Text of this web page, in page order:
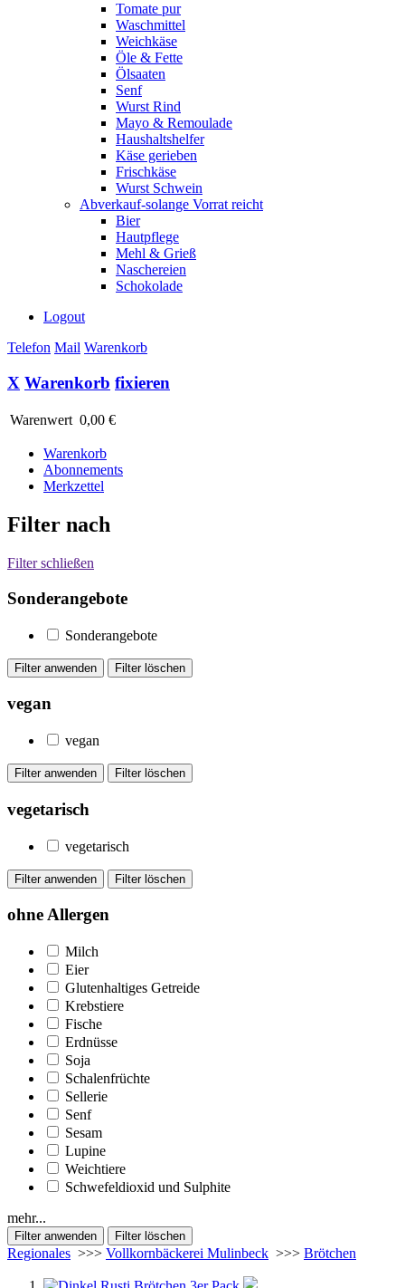
Tomate pur
Waschmittel
Weichkäse
Öle & Fette
Ölsaaten
Senf
Wurst Rind
Mayo & Remoulade
Haushaltshelfer
Käse gerieben
Frischkäse
Wurst Schwein
Abverkauf-solange Vorrat reicht
Bier
Hautpflege
Mehl & Grieß
Naschereien
Schokolade
Logout
Telefon Mail Warenkorb
X Warenkorb fixieren
Warenwert 0,00 €
Warenkorb
Abonnements
Merkzettel
Filter nach
Filter schließen
Sonderangebote
Sonderangebote
vegan
vegan
vegetarisch
vegetarisch
ohne Allergen
Milch
Eier
Glutenhaltiges Getreide
Krebstiere
Fische
Erdnüsse
Soja
Schalenfrüchte
Sellerie
Senf
Sesam
Lupine
Weichtiere
Schwefeldioxid und Sulphite
mehr...
Regionales >>> Vollkornbäckerei Mulinbeck >>> Brötchen